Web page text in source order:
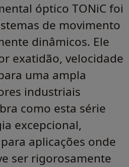
óptico TONiC foi
de movimento
dinâmicos. Ele
exatidão, velocidade
uma ampla
industriais
como esta série
excepcional,
aplicações onde
ser rigorosamente